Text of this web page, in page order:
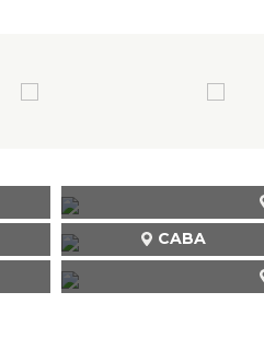
CABA